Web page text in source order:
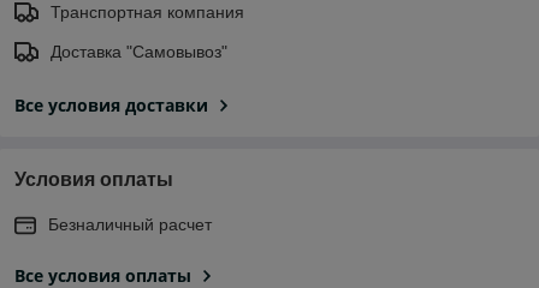
Транспортная компания
Доставка "Самовывоз"
Все условия доставки
Условия оплаты
Безналичный расчет
Все условия оплаты